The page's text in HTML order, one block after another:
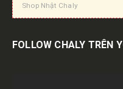
Shop Nhật Chaly
FOLLOW CHALY TRÊN